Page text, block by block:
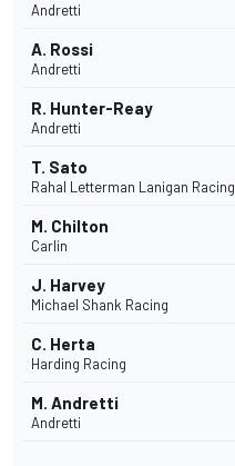
Andretti
A. Rossi
Andretti
R. Hunter-Reay
Andretti
T. Sato
Rahal Letterman Lanigan Racing
M. Chilton
Carlin
J. Harvey
Michael Shank Racing
C. Herta
Harding Racing
M. Andretti
Andretti